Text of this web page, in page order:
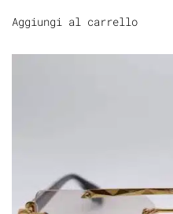
Aggiungi al carrello